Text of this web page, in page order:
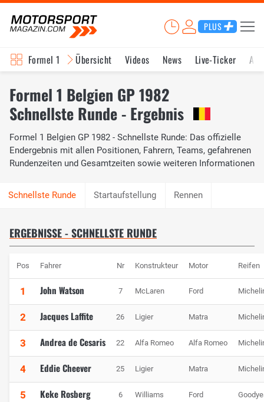
PLUS
Formel 1 Übersicht Videos News Live-Ticker
Formel 1 Belgien GP 1982
Schnellste Runde - Ergebnis
Formel 1 Belgien GP 1982 - Schnellste Runde: Das offizielle
Endergebnis mit allen Positionen, Fahrern, Teams, gefahrenen
Rundenzeiten und Gesamtzeiten sowie weiteren Informationen
Startaufstellung Rennen
ERGEBNISSE - SCHNELLSTE RUNDE
Pos Fahrer Nr Konstrukteur Motor Reifen
1 John Watson 7 McLaren Ford
2 Jacques Laffite 26 Ligier Matra
3 Andrea de Cesaris 22 Alfa Romeo Alfa Romeo
4 Eddie Cheever 25 Ligier Matra
5 Keke Rosberg 6 Williams Ford